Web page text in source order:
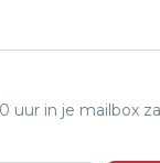
uur in je mailbox